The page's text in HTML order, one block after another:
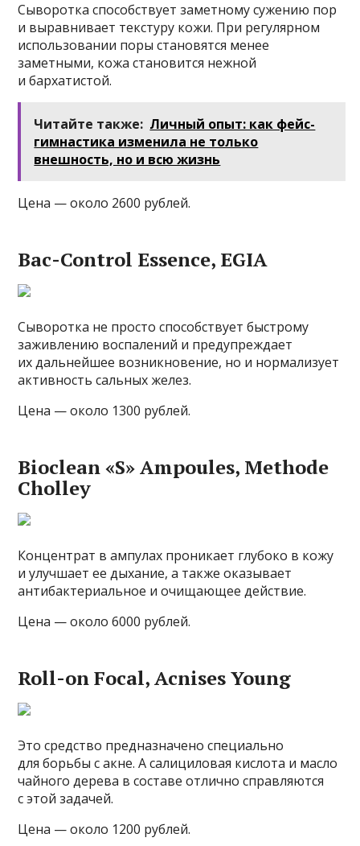
Сыворотка способствует заметному сужению пор
и выравнивает текстуру кожи. При регулярном
использовании поры становятся менее
заметными, кожа становится нежной
и бархатистой.
Читайте также: Личный опыт: как фейс-
гимнастика изменила не только
внешность, но и всю жизнь
Цена — около 2600 рублей.
Bac-Control Essence, EGIA
Сыворотка не просто способствует быстрому
заживлению воспалений и предупреждает
их дальнейшее возникновение, но и нормализует
активность сальных желез.
Цена — около 1300 рублей.
Bioclean «S» Ampoules, Methode
Cholley
Концентрат в ампулах проникает глубоко в кожу
и улучшает ее дыхание, а также оказывает
антибактериальное и очищающее действие.
Цена — около 6000 рублей.
Roll-on Focal, Acnises Young
Это средство предназначено специально
для борьбы с акне. А салициловая кислота и масло
чайного дерева в составе отлично справляются
с этой задачей.
Цена — около 1200 рублей.